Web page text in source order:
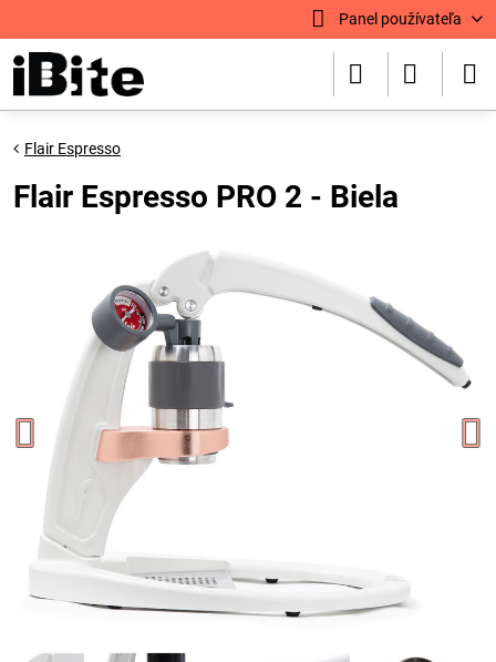
Panel používateľa
Flair Espresso
Flair Espresso PRO 2 - Biela